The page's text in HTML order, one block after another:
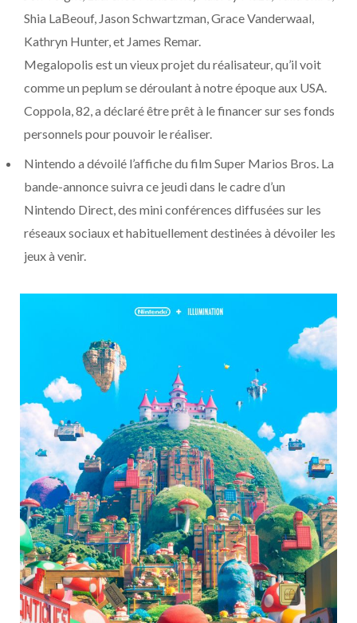
Shia LaBeouf, Jason Schwartzman, Grace Vanderwaal,
Kathryn Hunter, et James Remar.
Megalopolis est un vieux projet du réalisateur, qu’il voit
comme un peplum se déroulant à notre époque aux USA.
Coppola, 82, a déclaré être prêt à le financer sur ses fonds
personnels pour pouvoir le réaliser.
Nintendo a dévoilé l’affiche du film Super Marios Bros. La
bande-annonce suivra ce jeudi dans le cadre d’un
Nintendo Direct, des mini conférences diffusées sur les
réseaux sociaux et habituellement destinées à dévoiler les
jeux à venir.